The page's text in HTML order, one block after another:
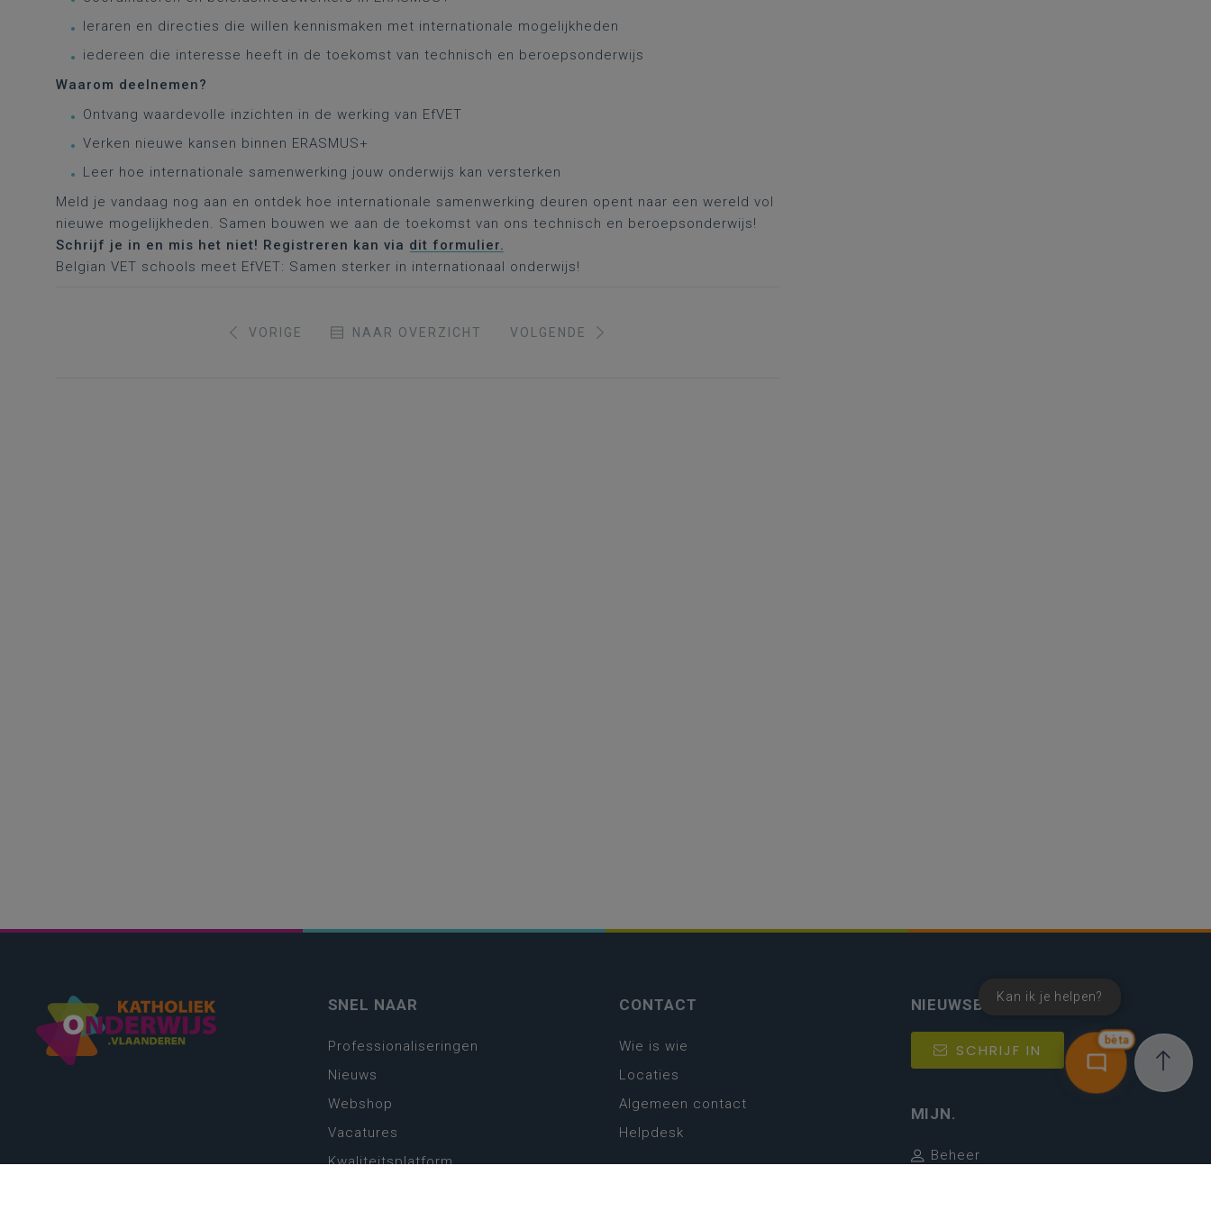
leraren en directies die willen kennismaken met internationale mogelijkheden
iedereen die interesse heeft in de toekomst van technisch en beroepsonderwijs
Waarom deelnemen?
Ontvang waardevolle inzichten in de werking van EfVET
Verken nieuwe kansen binnen ERASMUS+
Leer hoe internationale samenwerking jouw onderwijs kan versterken
Meld je vandaag nog aan en ontdek hoe internationale samenwerking deuren opent naar een wereld vol
nieuwe mogelijkheden. Samen bouwen we aan de toekomst van ons technisch en beroepsonderwijs!
Schrijf je in en mis het niet! Registreren kan via dit formulier.
Belgian VET schools meet EfVET: Samen sterker in internationaal onderwijs!
VORIGE NAAR OVERZICHT VOLGENDE
bèta
Kan ik je helpen?
SNEL NAAR
Professionaliseringen
Nieuws
Webshop
Vacatures
Kwaliteitsplatform
CONTACT
Wie is wie
Locaties
Algemeen contact
Helpdesk
NIEUWSBRIEF
SCHRIJF IN
MIJN.
Beheer